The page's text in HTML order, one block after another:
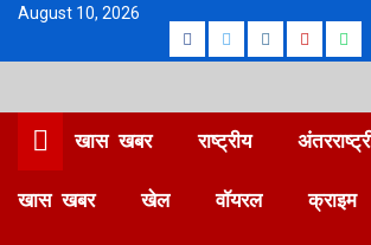
Skip
content
August 10, 2026
Facebook
TwitterInstagram
Youtube
खास खबर राष्ट्रीय
खास खबर खेल वॉयरल क्राइम